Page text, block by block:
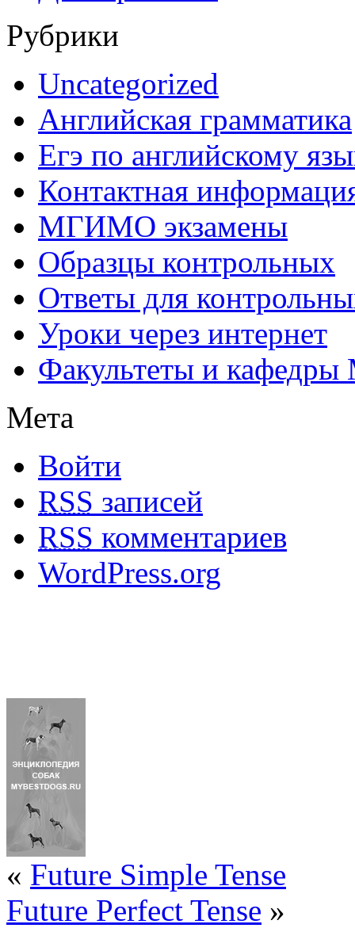
Рубрики
Uncategorized
Английская грамматика
Егэ по английскому
Контактная
МГИМО экзамены
Образцы контрольных
Ответы для
Уроки через интернет
Факультеты и
Мета
Войти
RSS записей
RSS комментариев
WordPress.org
« Future Simple Tense
Future Perfect Tense »